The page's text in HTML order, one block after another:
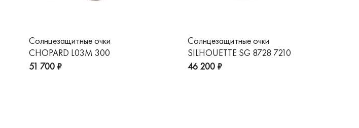
Солнцезащитные очки
CHOPARD L03M 300
51 700 ₽
Солнцезащитные очки
SILHOUETTE SG 8728 7210
46 200 ₽